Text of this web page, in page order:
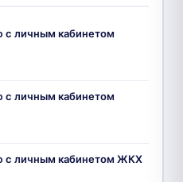
с личным кабинетом
с личным кабинетом
с личным кабинетом ЖКХ